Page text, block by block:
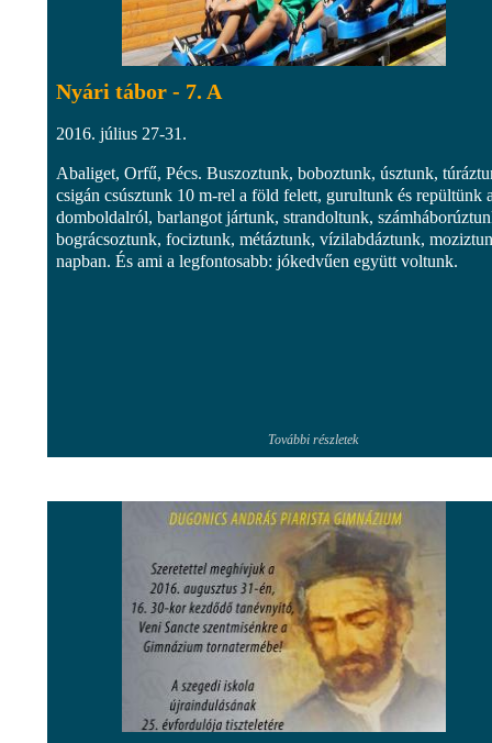
Nyári tábor - 7. A
2016. július 27-31.
Abaliget, Orfű, Pécs. Buszoztunk, boboztunk, úsztunk,
csigán csúsztunk 10 m-rel a föld felett, gurultunk és repültünk
domboldalról, barlangot jártunk, strandoltunk,
bográcsoztunk, fociztunk, métáztunk, vízilabdáztunk,
napban. És ami a legfontosabb: jókedvűen együtt voltunk.​
További részletek